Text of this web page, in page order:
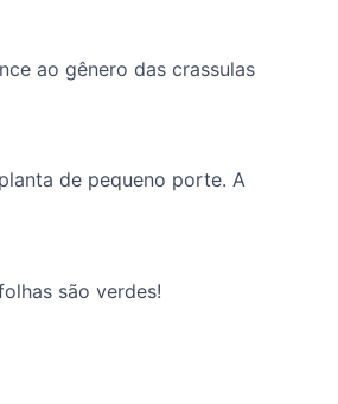
ao gênero das crassulas
de pequeno porte. A
são verdes!